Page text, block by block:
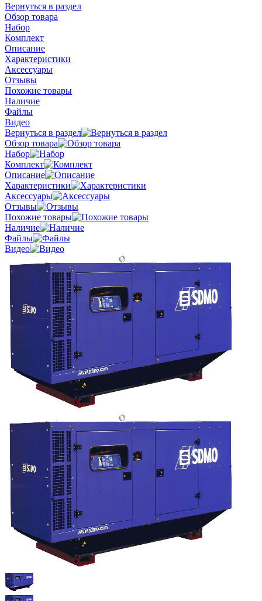
Вернуться в раздел
Обзор товара
Набор
Комплект
Описание
Характеристики
Аксессуары
Отзывы
Похожие товары
Наличие
Файлы
Видео
Вернуться в раздел
Обзор товара
Набор
Комплект
Описание
Характеристики
Аксессуары
Отзывы
Похожие товары
Наличие
Файлы
Видео